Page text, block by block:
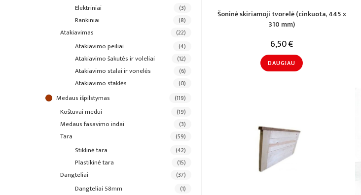
Šoninė skiriamoji tvorelė (cinkuota, 445 x
310 mm)
6,50€
DAUGIAU
elektriniai (3)
rankiniai (8)
atakiavimas (22)
atakiavimo peiliai (4)
atakiavimo šakutės ir voleliai (12)
atakiavimo stalai ir vonelės (6)
atakiavimo staklės (0)
medaus išpilstymas (119)
koštuvai medui (19)
medaus fasavimo indai (3)
tara (59)
stiklinė tara (42)
plastikinė tara (15)
dangteliai (37)
dangteliai 58mm (1)